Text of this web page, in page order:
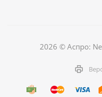
2026 © Аспро: